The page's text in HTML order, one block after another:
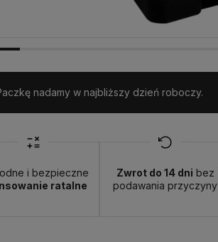
nadamy w najbliższy dzień roboczy.
i bezpieczne
ratalne
Zwrot do 14 dni bez
podawania przyczyny